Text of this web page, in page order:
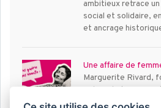
ambitieux retrace
social et solidaire,
et ancrage
Une affaire de
Marguerite Rivard,
Lebecel et
devenues ses